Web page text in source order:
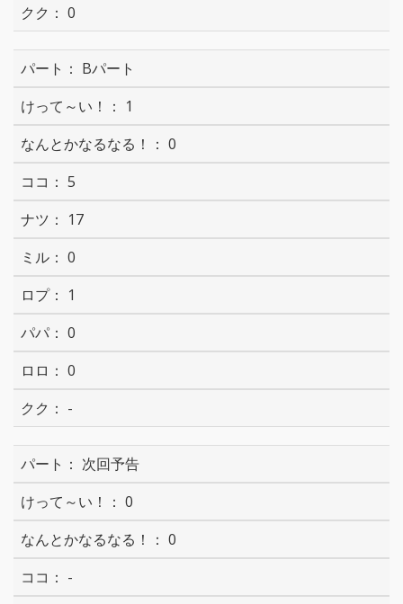
0
Bパート
1
0
5
17
0
1
0
0
-
次回予告
0
0
-